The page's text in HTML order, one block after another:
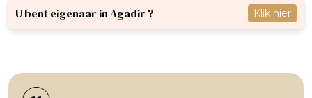
U bent eigenaar in Agadir ? Klik hier